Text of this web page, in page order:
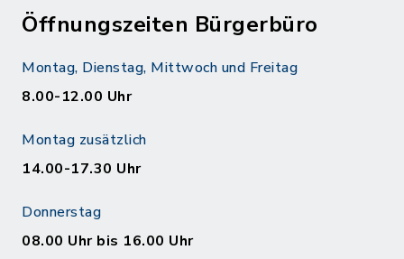
Öffnungszeiten Bürgerbüro
Montag, Dienstag, Mittwoch und Freitag
8.00-12.00 Uhr
Montag zusätzlich
14.00-17.30 Uhr
Donnerstag
08.00 Uhr bis 16.00 Uhr